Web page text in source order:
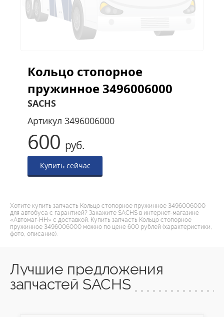
Кольцо стопорное
пружинное 3496006000
SACHS
Артикул 3496006000
600 руб.
Купить сейчас
Хотите купить запчасть Кольцо стопорное пружинное 3496006000
для автобуса с гарантией? Закажите SACHS в интернет-магазине
«Автомаг-НН» с доставкой. Купить запчасть Кольцо стопорное
пружинное 3496006000 можно по цене 600 рублей (характеристики,
фото, описание).
Лучшие предложения
запчастей SACHS